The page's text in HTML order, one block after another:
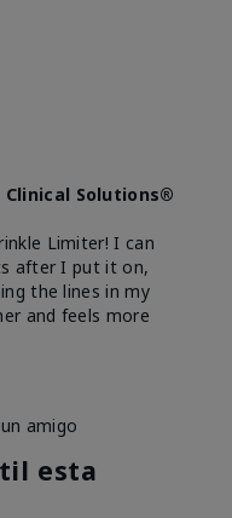
Clinical Solutions®
Limiter! I can
after I put it on,
the lines in my
and feels more
amigo
esta